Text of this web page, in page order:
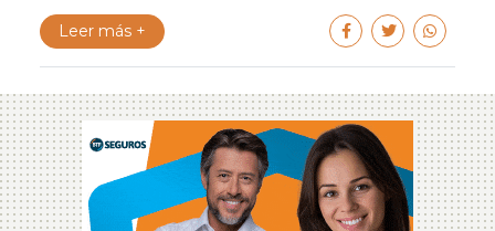
Leer más +